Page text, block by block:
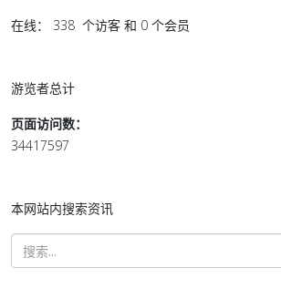
在线： 338 个访客 和 0 个会员
游览者总计
页面访问数：
34417597
本网站内搜索资讯